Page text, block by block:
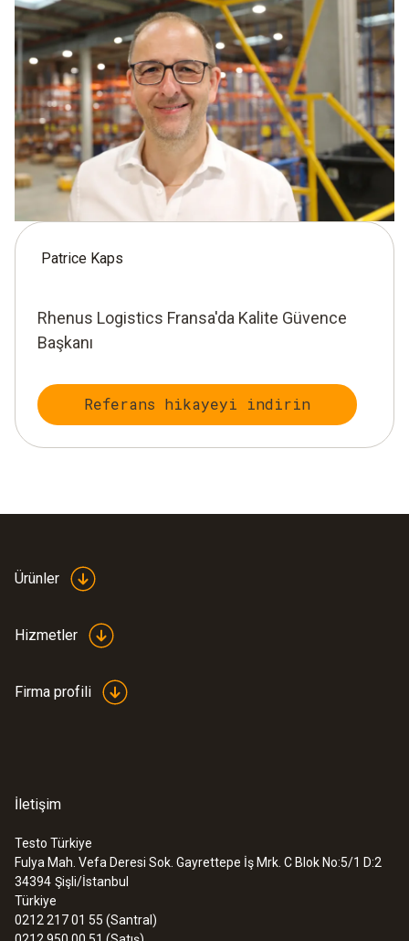
Patrice Kaps
Rhenus Logistics Fransa'da Kalite Güvence
Başkanı
Referans hikayeyi indirin
Ürünler
Hizmetler
Firma profili
İletişim
Testo Türkiye
Fulya Mah. Vefa Deresi Sok. Gayrettepe İş Mrk. C Blok No:5/1 D:2
34394 Şişli/İstanbul
Türkiye
0212 217 01 55 (Santral)